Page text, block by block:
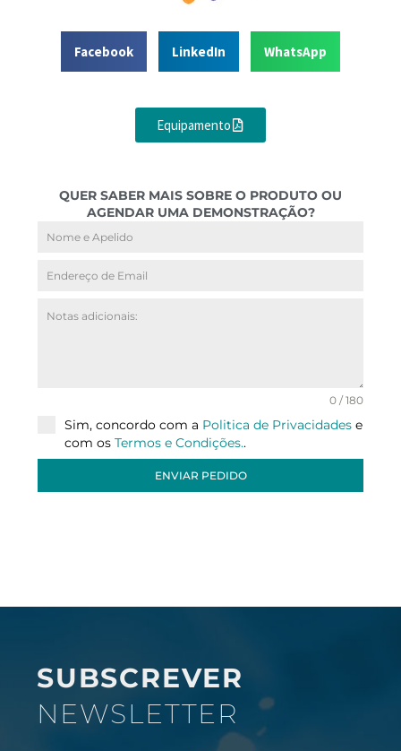
Facebook LinkedIn WhatsApp
Equipamento
QUER SABER MAIS SOBRE O PRODUTO OU
AGENDAR UMA DEMONSTRAÇÃO?
0 / 180
Sim, concordo com a Politica de Privacidades e
com os Termos e Condições..
ENVIAR PEDIDO
SUBSCREVER
NEWSLETTER